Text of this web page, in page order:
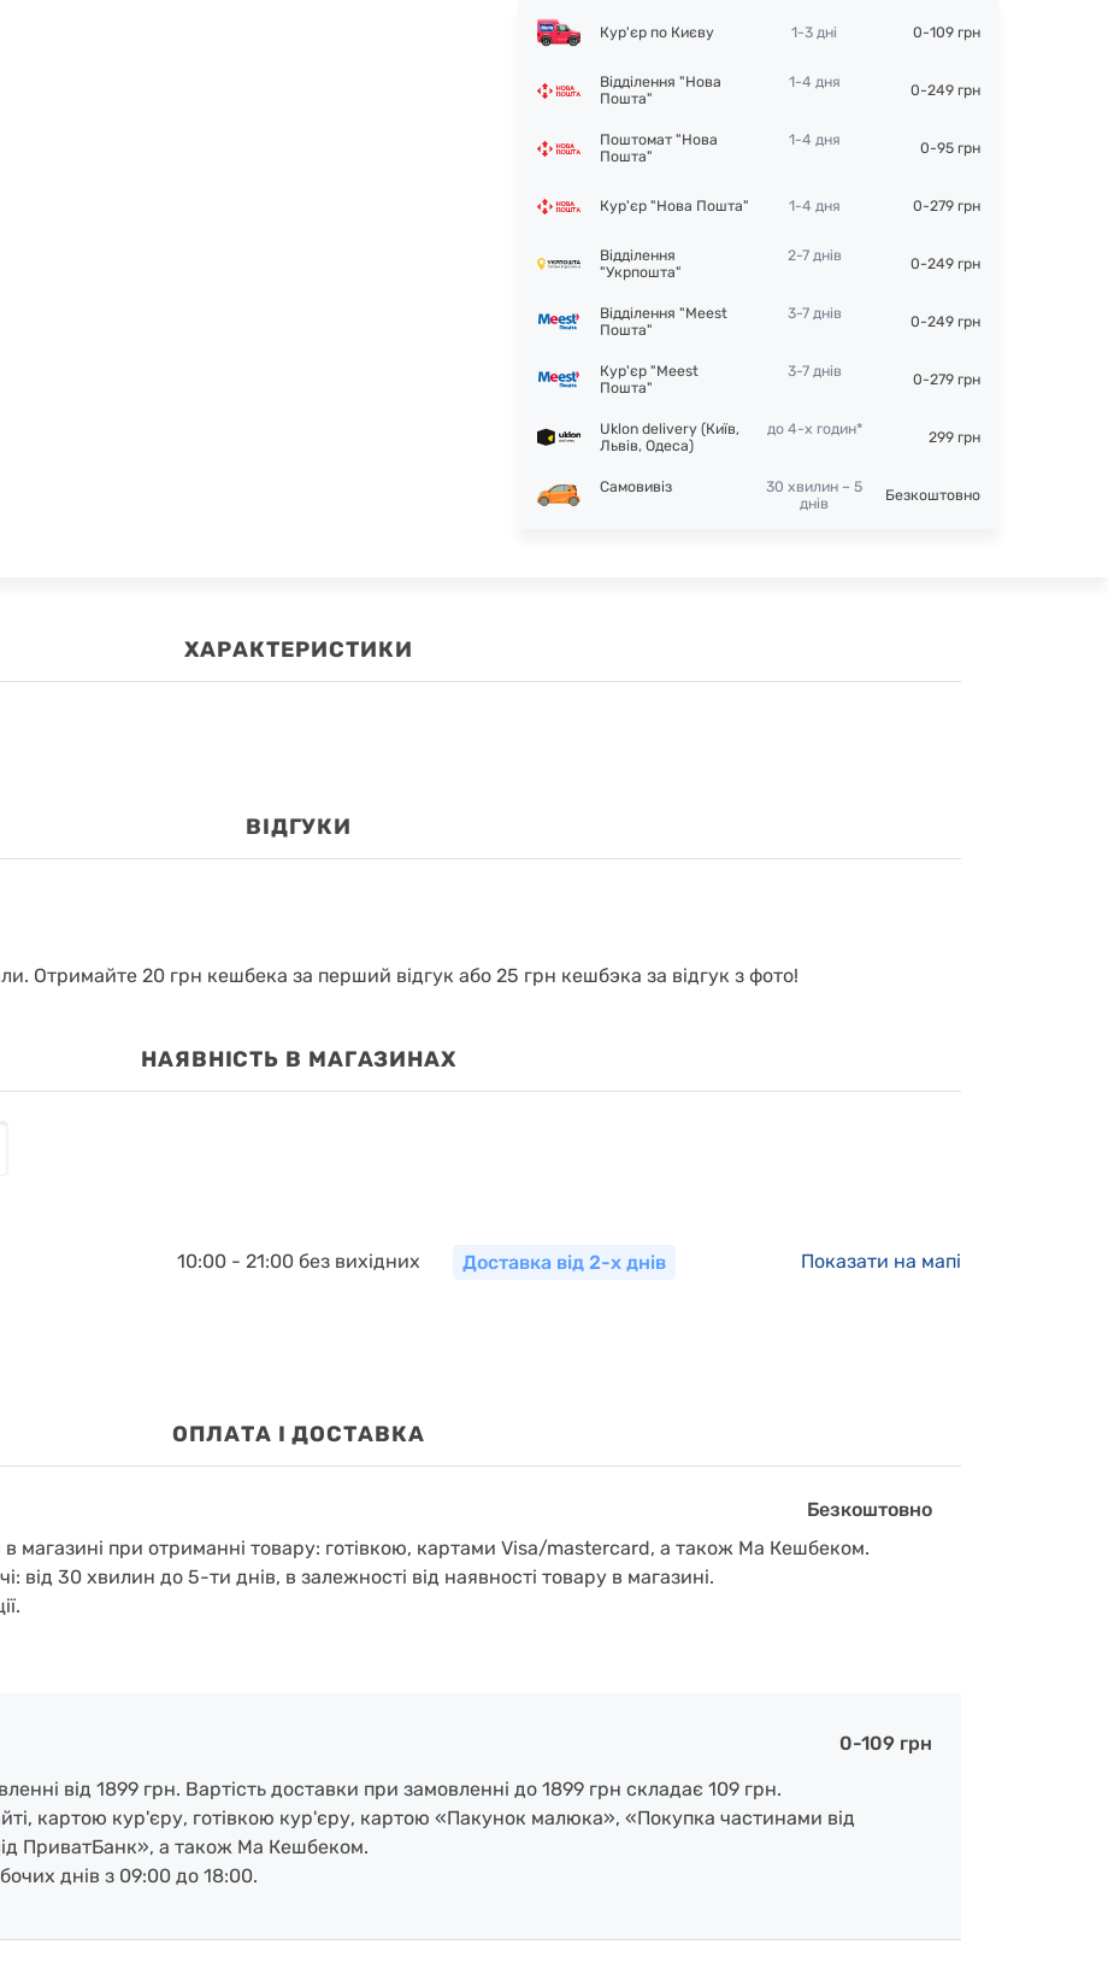
Кур'єр по Києву 1-3 дні 0-109 грн
Відділення "Нова
Пошта"
1-4 дня 0-249 грн
Поштомат "Нова
Пошта"
1-4 дня 0-95 грн
Кур'єр "Нова Пошта" 1-4 дня 0-279 грн
Відділення
"Укрпошта"
2-7 днів 0-249 грн
Відділення "Meest
Пошта"
3-7 днів 0-249 грн
Кур'єр "Meest
Пошта"
3-7 днів 0-279 грн
Uklon delivery (Київ,
Львів, Одеса)
до 4-х годин* 299 грн
Самовивіз
30 хвилин – 5
днів
Безкоштовно
ХАРАКТЕРИСТИКИ
ВІДГУКИ
Отримайте 20 грн кешбека за перший відгук або 25 грн кешбэка за відгук з фото!
НАЯВНІСТЬ В МАГАЗИНАХ
10:00 - 21:00 без вихідних Доставка від 2-х днів Показати на мапі
OПЛАТА І ДОСТАВКА
Безкоштовно
магазині при отриманні товару: готівкою, картами Visa/mastercard, а також Ма Кешбеком.
від 30 хвилин до 5-ти днів, в залежності від наявності товару в магазині.
0-109 грн
від 1899 грн. Вартість доставки при замовленні до 1899 грн складає 109 грн.
картою кур'єру, готівкою кур'єру, картою «Пакунок малюка», «Покупка частинами від
ПриватБанк», а також Ма Кешбеком.
днів з 09:00 до 18:00.